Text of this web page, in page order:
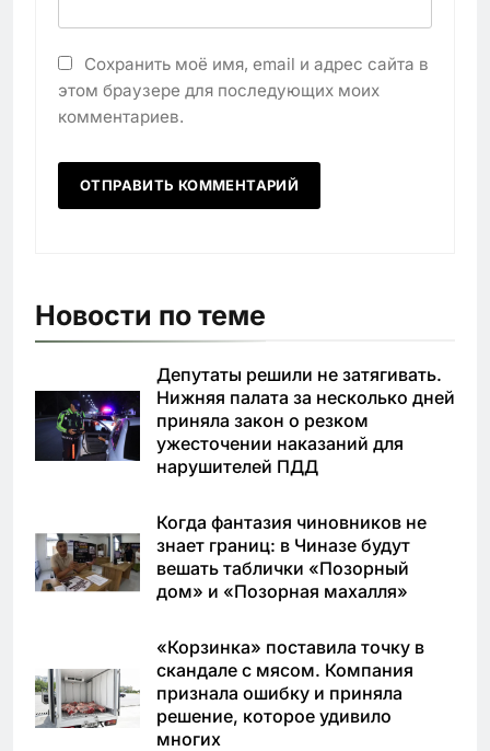
Сохранить моё имя, email и адрес сайта в
этом браузере для последующих моих
комментариев.
Новости по теме
Депутаты решили не затягивать.
Нижняя палата за несколько дней
приняла закон о резком
ужесточении наказаний для
нарушителей ПДД
Когда фантазия чиновников не
знает границ: в Чиназе будут
вешать таблички «Позорный
дом» и «Позорная махалля»
«Корзинка» поставила точку в
скандале с мясом. Компания
признала ошибку и приняла
решение, которое удивило
многих